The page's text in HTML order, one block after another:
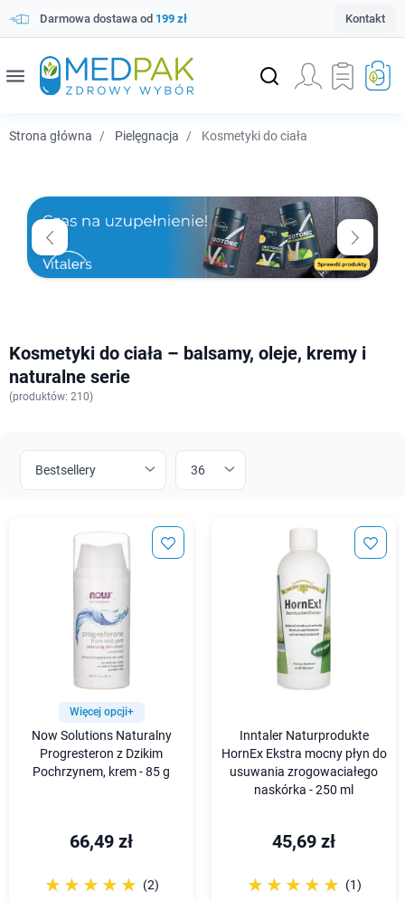
Darmowa dostawa od 199 zł Kontakt
menu
Strona główna Pielęgnacja Kosmetyki do ciała
Kosmetyki do ciała – balsamy, oleje, kremy i
naturalne serie
(produktów: 210)
Więcej opcji+
Now Solutions Naturalny
Progresteron z Dzikim
Pochrzynem, krem - 85 g
66,49 zł
☆☆☆☆☆
★★★★★ (2)
Inntaler Naturprodukte
HornEx Ekstra mocny płyn do
usuwania zrogowaciałego
naskórka - 250 ml
45,69 zł
☆☆☆☆☆
★★★★★ (1)